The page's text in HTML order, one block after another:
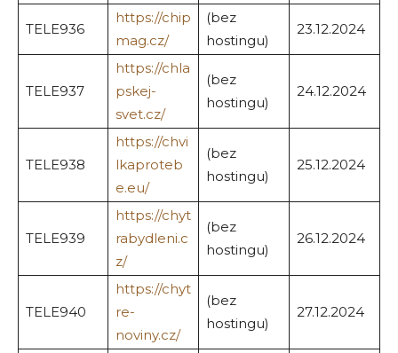
TELE936
https://chip
mag.cz/
(bez
hostingu)
23.12.2024
TELE937
https://chla
pskej-
svet.cz/
(bez
hostingu)
24.12.2024
TELE938
https://chvi
lkaproteb
e.eu/
(bez
hostingu)
25.12.2024
TELE939
https://chyt
rabydleni.c
z/
(bez
hostingu)
26.12.2024
TELE940
https://chyt
re-
noviny.cz/
(bez
hostingu)
27.12.2024